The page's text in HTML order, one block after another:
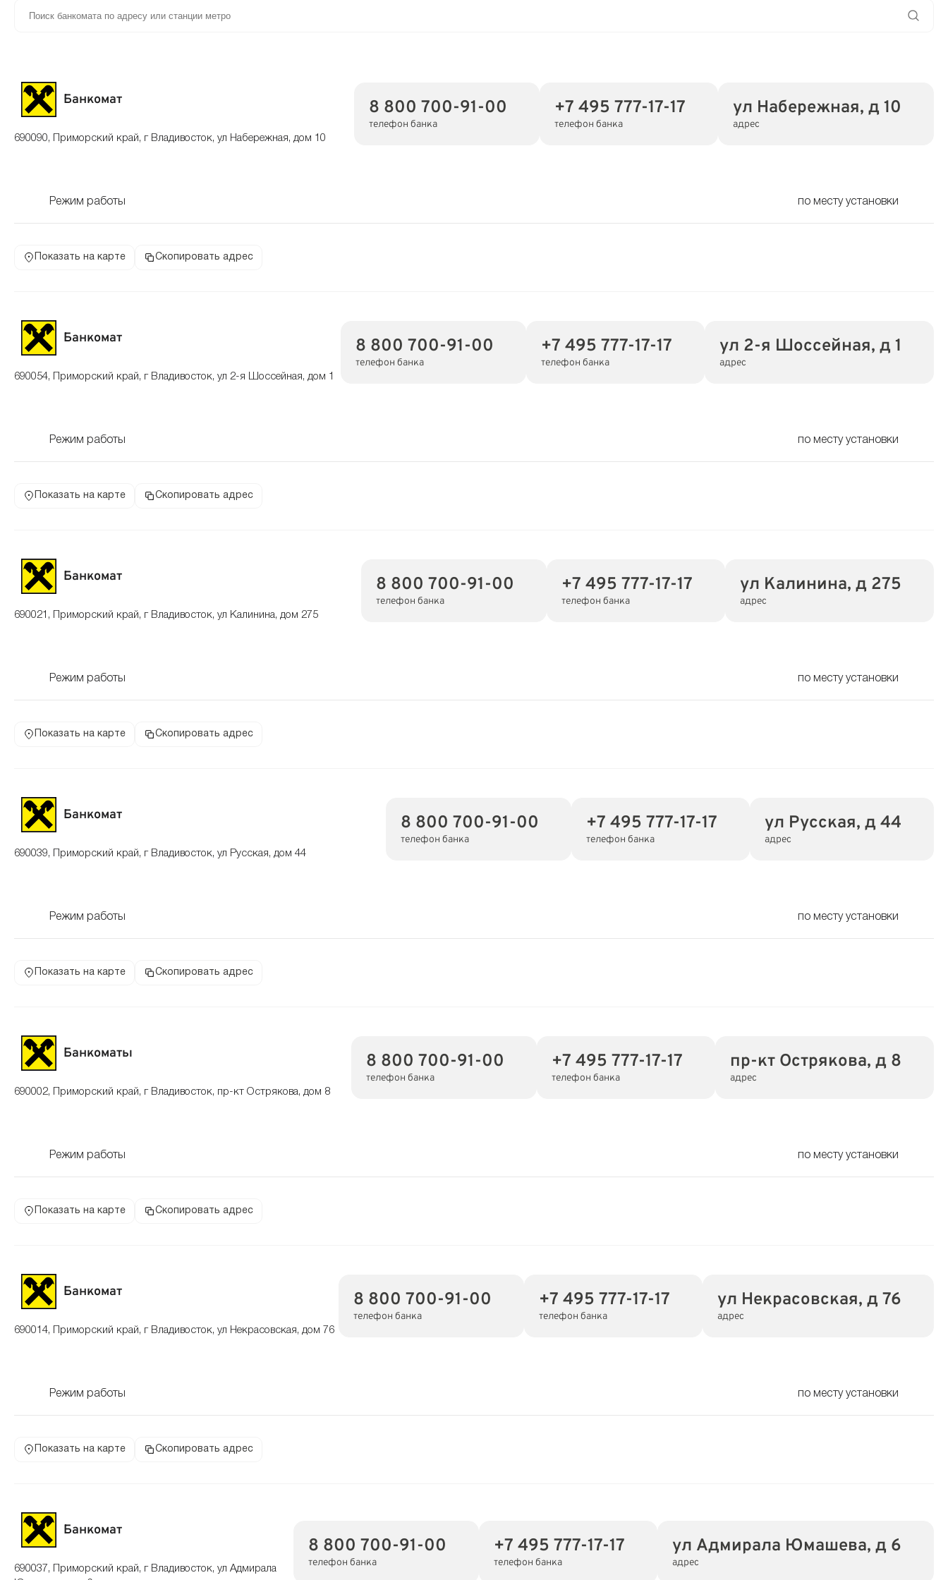
Банкомат
690090, Приморский край, г Владивосток, ул Набережная, дом 10
8 800 700-91-00
телефон банка
+7 495 777-17-17
телефон банка
ул Набережная, д 10
адрес
Режим работы по месту установки
Показать на карте Скопировать адрес
Банкомат
690054, Приморский край, г Владивосток, ул 2-я Шоссейная, дом 1
8 800 700-91-00
телефон банка
+7 495 777-17-17
телефон банка
ул 2-я Шоссейная, д 1
адрес
Режим работы по месту установки
Показать на карте Скопировать адрес
Банкомат
690021, Приморский край, г Владивосток, ул Калинина, дом 275
8 800 700-91-00
телефон банка
+7 495 777-17-17
телефон банка
ул Калинина, д 275
адрес
Режим работы по месту установки
Показать на карте Скопировать адрес
Банкомат
690039, Приморский край, г Владивосток, ул Русская, дом 44
8 800 700-91-00
телефон банка
+7 495 777-17-17
телефон банка
ул Русская, д 44
адрес
Режим работы по месту установки
Показать на карте Скопировать адрес
Банкоматы
690002, Приморский край, г Владивосток, пр-кт Острякова, дом 8
8 800 700-91-00
телефон банка
+7 495 777-17-17
телефон банка
пр-кт Острякова, д 8
адрес
Режим работы по месту установки
Показать на карте Скопировать адрес
Банкомат
690014, Приморский край, г Владивосток, ул Некрасовская, дом 76
8 800 700-91-00
телефон банка
+7 495 777-17-17
телефон банка
ул Некрасовская, д 76
адрес
Режим работы по месту установки
Показать на карте Скопировать адрес
Банкомат
690037, Приморский край, г Владивосток, ул Адмирала
8 800 700-91-00
телефон банка
+7 495 777-17-17
телефон банка
ул Адмирала Юмашева, д 6
адрес